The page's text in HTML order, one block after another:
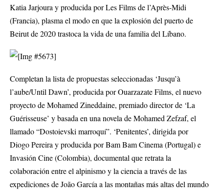
Katia Jarjoura y producida por Les Films de l’Après-Midi
(Francia), plasma el modo en que la explosión del puerto de
Beirut de 2020 trastoca la vida de una familia del Líbano.
Completan la lista de propuestas seleccionadas ‘Jusqu’à
l’aube/Until Dawn’, producida por Ouarzazate Films, el nuevo
proyecto de Mohamed Zineddaine, premiado director de ‘La
Guérisseuse’ y basada en una novela de Mohamed Zefzaf, el
llamado “Dostoievski marroquí”. ‘Penitentes’, dirigida por
Diogo Pereira y producida por Bam Bam Cinema (Portugal) e
Invasión Cine (Colombia), documental que retrata la
colaboración entre el alpinismo y la ciencia a través de las
expediciones de João García a las montañas más altas del mundo